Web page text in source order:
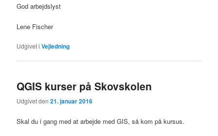
God arbejdslyst
Lene Fischer
Udgivet i Vejledning
QGIS kurser på Skovskolen
Udgivet den21. januar 2016
Skal du i gang med at arbejde med GIS, så kom på kursus.